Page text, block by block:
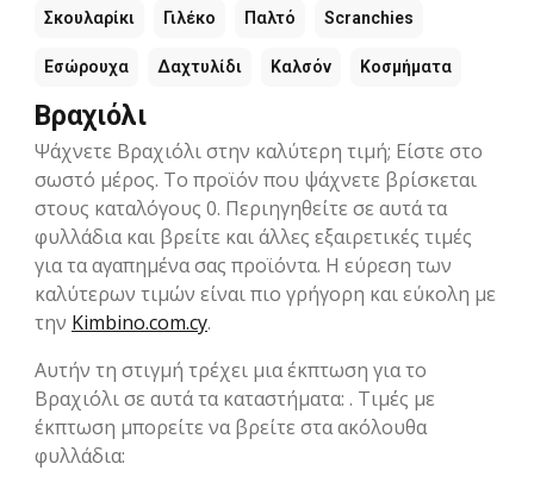
Σκουλαρίκι Γιλέκο Παλτό Scranchies
Εσώρουχα Δαχτυλίδι Καλσόν Κοσμήματα
Βραχιόλι
Ψάχνετε Βραχιόλι στην καλύτερη τιμή; Είστε στο
σωστό μέρος. Το προϊόν που ψάχνετε βρίσκεται
στους καταλόγους 0. Περιηγηθείτε σε αυτά τα
φυλλάδια και βρείτε και άλλες εξαιρετικές τιμές
για τα αγαπημένα σας προϊόντα. Η εύρεση των
καλύτερων τιμών είναι πιο γρήγορη και εύκολη με
την Kimbino.com.cy.
Αυτήν τη στιγμή τρέχει μια έκπτωση για το
Βραχιόλι σε αυτά τα καταστήματα: . Τιμές με
έκπτωση μπορείτε να βρείτε στα ακόλουθα
φυλλάδια: